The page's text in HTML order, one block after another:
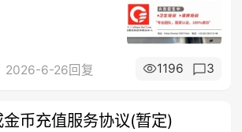
2026-6-26回复 1196 3
币充值服务协议(暂定)